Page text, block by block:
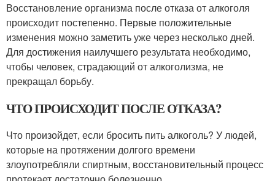
Восстановление организма после отказа от алкоголя
происходит постепенно. Первые положительные
изменения можно заметить уже через несколько дней.
Для достижения наилучшего результата необходимо,
чтобы человек, страдающий от алкоголизма, не
прекращал борьбу.
ЧТО ПРОИСХОДИТ ПОСЛЕ ОТКАЗА?
Что произойдет, если бросить пить алкоголь? У людей,
которые на протяжении долгого времени
злоупотребляли спиртным, восстановительный процесс